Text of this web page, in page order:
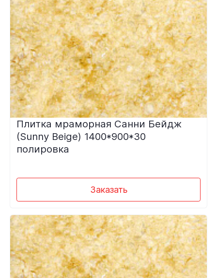
Плитка мраморная Санни Бейдж
(Sunny Beige) 1400*900*30
полировка
Заказать